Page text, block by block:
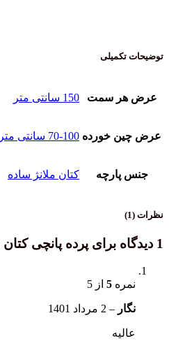
توضیحات تکمیلی
عرض هر سمت 150 سانتی متر
عرض چین خورده 70-100 سانتی متر
جنس پارچه کتان ملانژ ساده
نظرات (1)
1 دیدگاه برای پرده پانچی کتان
نمره5 از 5
نگار 2 مرداد 1401
عالیه